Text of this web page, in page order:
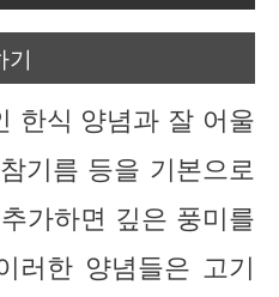
기
한식 양념과 잘 어울
기름 등을 기본으로
가하면 깊은 풍미를
러한 양념들은 고기